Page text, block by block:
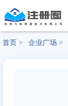
首页 > 企业广场 >